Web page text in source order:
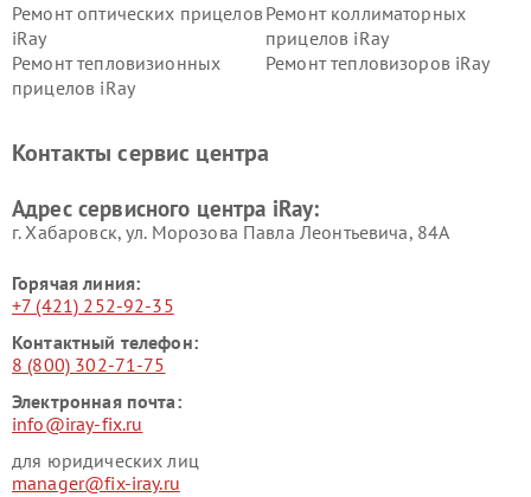
Ремонт оптических прицелов
iRay
Ремонт коллиматорных
прицелов iRay
Ремонт тепловизионных
прицелов iRay
Ремонт тепловизоров iRay
Контакты сервис центра
Адрес сервисного центра iRay:
г. Хабаровск, ул. Морозова Павла Леонтьевича, 84А
Горячая линия:
+7 (421) 252-92-35
Контактный телефон:
8 (800) 302-71-75
Электронная почта:
info@iray-fix.ru
для юридических лиц
manager@fix-iray.ru